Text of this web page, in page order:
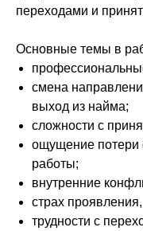
переходами и
Основные темы в
смена
выход из найма;
сложности с
ощущение потери
работы;
внутренние
страх
трудности с